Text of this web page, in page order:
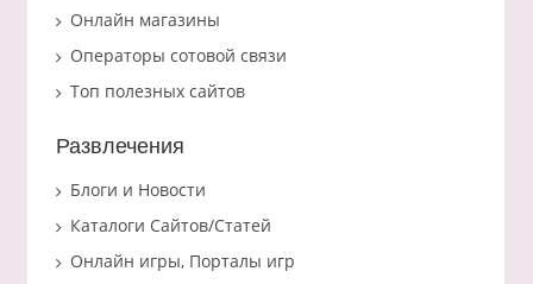
Онлайн магазины
Операторы сотовой связи
Топ полезных сайтов
Развлечения
Блоги и Новости
Каталоги Сайтов/Статей
Онлайн игры, Порталы игр